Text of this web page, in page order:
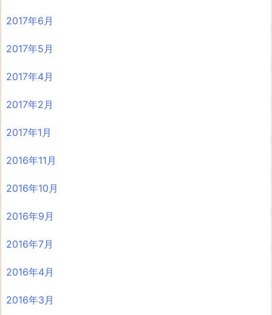
2017年6月
2017年5月
2017年4月
2017年2月
2017年1月
2016年11月
2016年10月
2016年9月
2016年7月
2016年4月
2016年3月